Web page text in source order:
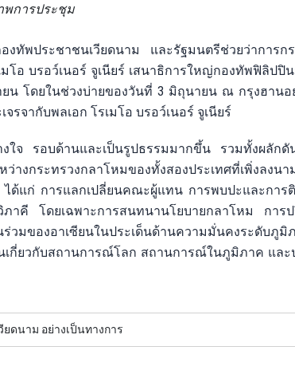
พการประชุม
ทัพประชาชนเวียดนาม และรัฐมนตรีช่วยว่าการก
อ บรอว์เนอร์ จูเนียร์ เสนาธิการใหญ่กองทัพฟิลิปปิ
ยน โดยในช่วงบ่ายของวันที่ 3 มิถุนายน ณ กรุงฮานอ
รจากับพลเอก โรเมโอ บรอว์เนอร์ จูเนียร์
ใจ รอบด้านและเป็นรูปธรรมมากขึ้น รวมทั้งผลักดั
งกระทรวงกลาโหมของทั้งสองประเทศที่เพิ่งลงนา
ด้แก่ การแลกเปลี่ยนคณะผู้แทน การพบปะและการ
าคี โดยเฉพาะการสนทนานโยบายกลาโหม การป
องอาเซียนในประเด็นด้านความมั่นคงระดับภูมิภ
เกี่ยวกับสถานการณ์โลก สถานการณ์ในภูมิภาค และ
ดนาม อย่างเป็นทางการ